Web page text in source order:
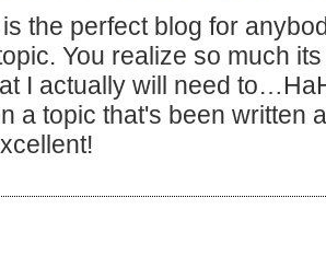
the perfect blog for
You realize so much
I actually will need
a topic that's been written